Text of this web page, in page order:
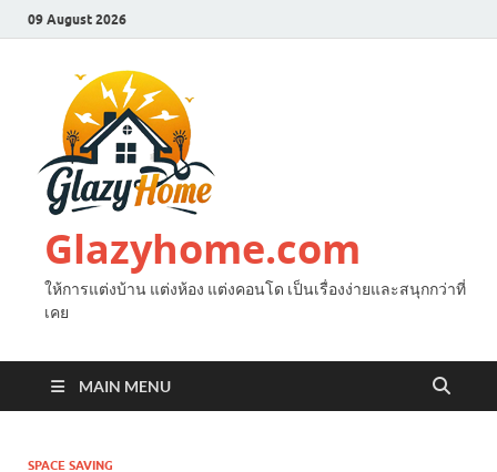
09 August 2026
Glazyhome.com
ให้การแต่งบ้าน แต่งห้อง แต่งคอนโด เป็นเรื่องง่ายและสนุกกว่าที่
เคย
MAIN MENU
SPACE SAVING